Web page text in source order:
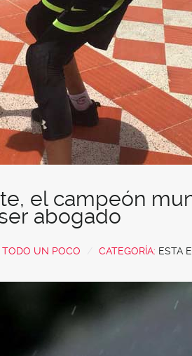
el campeón
abogado
TODO UN POCO CATEGORÍA: ESTA